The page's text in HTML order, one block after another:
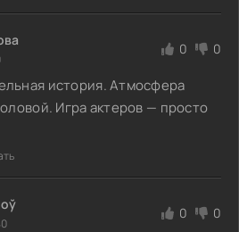
0 0
история. Атмосфера
Игра актеров — просто
0 0